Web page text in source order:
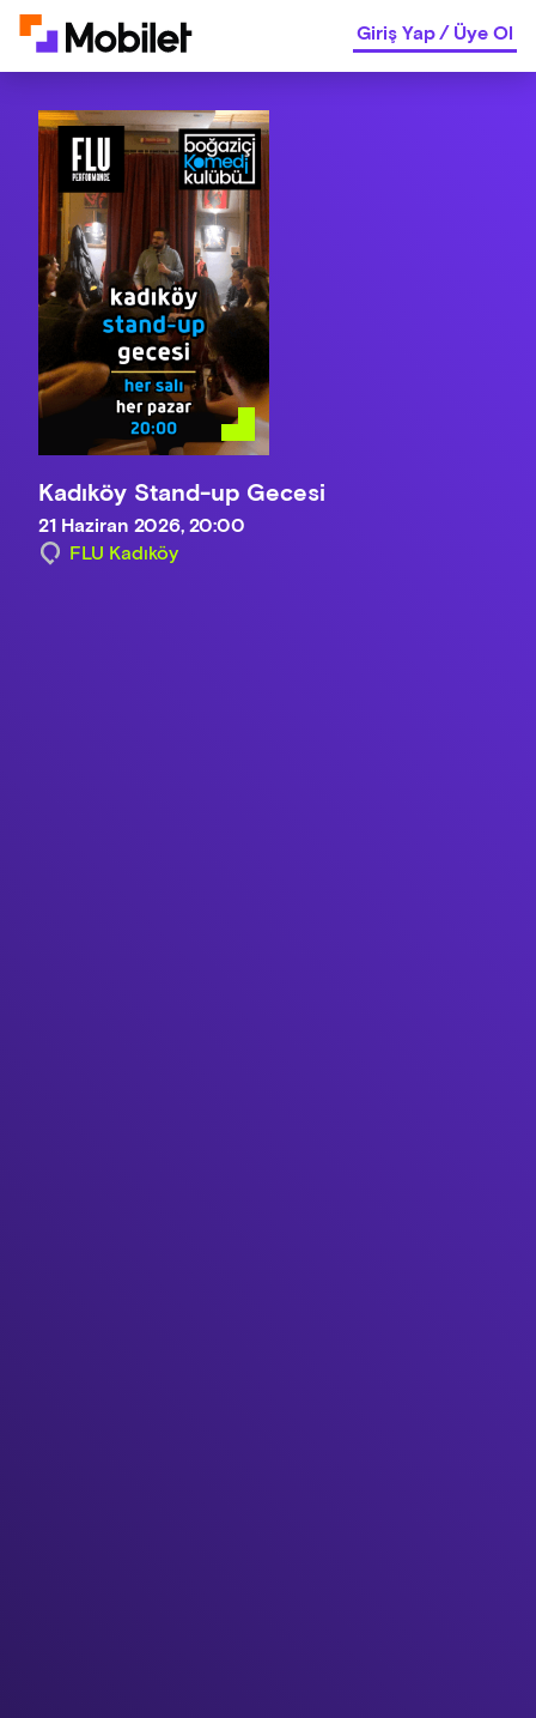
Giriş Yap/Üye Ol
Kadıköy Stand-up Gecesi
21 Haziran 2026, 20:00
FLU Kadıköy